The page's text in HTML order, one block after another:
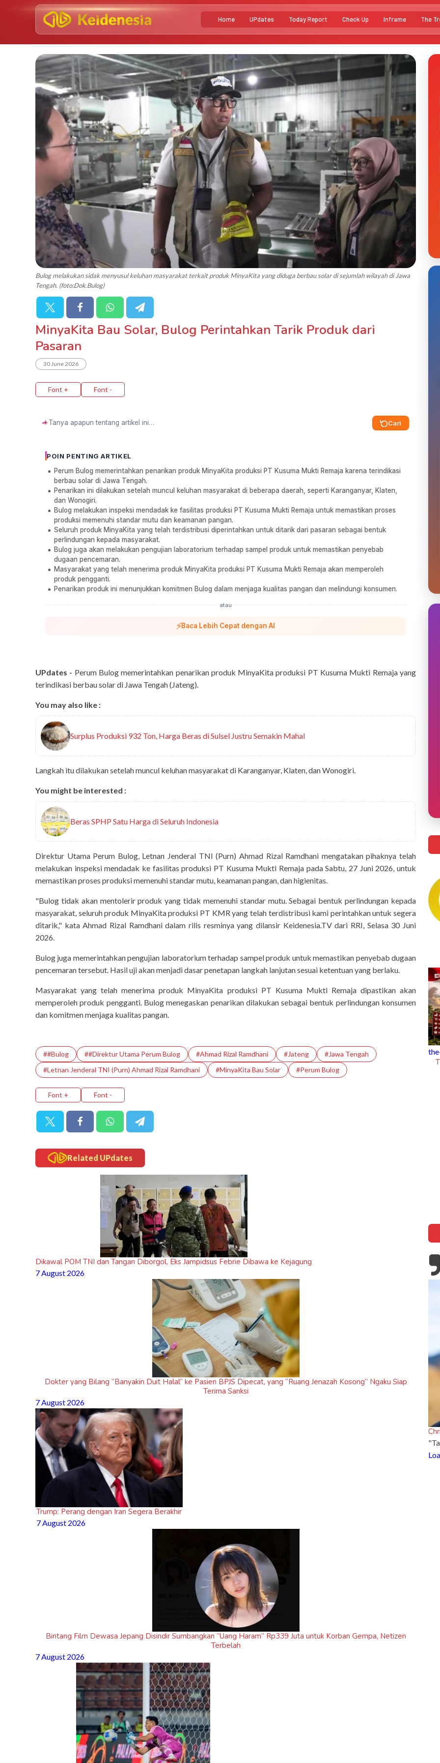
Home UPdates Today Report Check Up Inframe The
Bulog melakukan sidak menyusul keluhan masyarakat terkait produk MinyaKita yang diduga berbau solar di sejumlah wilayah di Jawa
Tengah. (foto:Dok.Bulog)
MinyaKita Bau Solar, Bulog Perintahkan Tarik Produk dari
Pasaran
30 June 2026
Font + Font -
✦ Cari
POIN PENTING ARTIKEL
Perum Bulog memerintahkan penarikan produk MinyaKita produksi PT Kusuma Mukti Remaja karena terindikasi
berbau solar di Jawa Tengah.
Penarikan ini dilakukan setelah muncul keluhan masyarakat di beberapa daerah, seperti Karanganyar, Klaten,
dan Wonogiri.
Bulog melakukan inspeksi mendadak ke fasilitas produksi PT Kusuma Mukti Remaja untuk memastikan proses
produksi memenuhi standar mutu dan keamanan pangan.
Seluruh produk MinyaKita yang telah terdistribusi diperintahkan untuk ditarik dari pasaran sebagai bentuk
perlindungan kepada masyarakat.
Bulog juga akan melakukan pengujian laboratorium terhadap sampel produk untuk memastikan penyebab
dugaan pencemaran.
Masyarakat yang telah menerima produk MinyaKita produksi PT Kusuma Mukti Remaja akan memperoleh
produk pengganti.
Penarikan produk ini menunjukkan komitmen Bulog dalam menjaga kualitas pangan dan melindungi konsumen.
atau
⚡Baca Lebih Cepat dengan AI
UPdates - Perum Bulog memerintahkan penarikan produk MinyaKita produksi PT Kusuma Mukti Remaja yang
terindikasi berbau solar di Jawa Tengah (Jateng).
You may also like :
Surplus Produksi 932 Ton, Harga Beras di Sulsel Justru Semakin Mahal
Langkah itu dilakukan setelah muncul keluhan masyarakat di Karanganyar, Klaten, dan Wonogiri.
You might be interested :
Beras SPHP Satu Harga di Seluruh Indonesia
Direktur Utama Perum Bulog, Letnan Jenderal TNI (Purn) Ahmad Rizal Ramdhani mengatakan pihaknya telah
melakukan inspeksi mendadak ke fasilitas produksi PT Kusuma Mukti Remaja pada Sabtu, 27 Juni 2026, untuk
memastikan proses produksi memenuhi standar mutu, keamanan pangan, dan higienitas.
"Bulog tidak akan mentolerir produk yang tidak memenuhi standar mutu. Sebagai bentuk perlindungan kepada
masyarakat, seluruh produk MinyaKita produksi PT KMR yang telah terdistribusi kami perintahkan untuk segera
ditarik," kata Ahmad Rizal Ramdhani dalam rilis resminya yang dilansir Keidenesia.TV dari RRI, Selasa 30 Juni
2026.
Bulog juga memerintahkan pengujian laboratorium terhadap sampel produk untuk memastikan penyebab dugaan
pencemaran tersebut. Hasil uji akan menjadi dasar penetapan langkah lanjutan sesuai ketentuan yang berlaku.
Masyarakat yang telah menerima produk MinyaKita produksi PT Kusuma Mukti Remaja dipastikan akan
memperoleh produk pengganti. Bulog menegaskan penarikan dilakukan sebagai bentuk perlindungan konsumen
dan komitmen menjaga kualitas pangan.
##Bulog ##Direktur Utama Perum Bulog #Ahmad Rizal Ramdhani #Jateng
#Jawa Tengah
#Letnan Jenderal TNI (Purn) Ahmad Rizal Ramdhani
#MinyaKita Bau Solar #Perum Bulog
Font + Font -
Related UPdates
Dikawal POM TNI dan Tangan Diborgol, Eks Jampidsus Febrie Dibawa ke Kejagung
7 August 2026
Dokter yang Bilang “Banyakin Duit Halal” ke Pasien BPJS Dipecat, yang “Ruang Jenazah Kosong” Ngaku Siap
Terima Sanksi
7 August 2026
Trump: Perang dengan Iran Segera Berakhir
7 August 2026
Bintang Film Dewasa Jepang Disindir Sumbangkan “Uang Haram” Rp339 Juta untuk Korban Gempa, Netizen
Terbelah
7 August 2026
the-k-facts
The K Facts Eps. 33: Koperasi Merah
Putih, Apa Kabarmu?